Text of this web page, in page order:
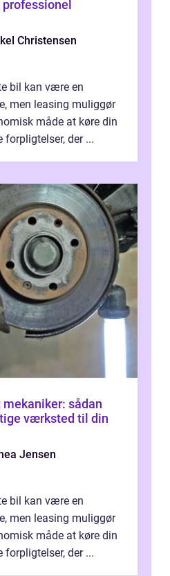
Christensen
bil kan være en
men leasing muliggør
måde at køre din
forpligtelser, der ...
sådan
værksted til din
Jensen
bil kan være en
men leasing muliggør
måde at køre din
forpligtelser, der ...